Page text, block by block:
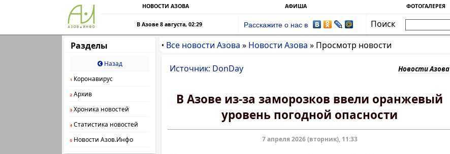
НОВОСТИ АЗОВА АФИША ФОТОГАЛЕРЕЯ
В Азове 8 августа, 02:29 Расскажите о нас в
Поиск
Разделы
Назад
1 Коронавирус
2 Архив
3 Хроника новостей
4 Статистика новостей
5 Новости Азов.Инфо
• Все новости Азова » Новости Азова » Просмотр новости
Источник: DonDay Новости Азова
В Азове из-за заморозков ввели оранжевый
уровень погодной опасности
7 апреля 2026 (вторник), 11:33